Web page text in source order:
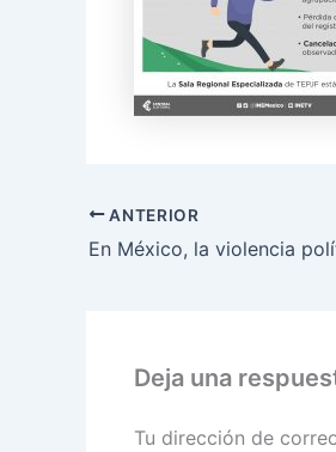
ANTERIOR
Deja una
Tu dirección de